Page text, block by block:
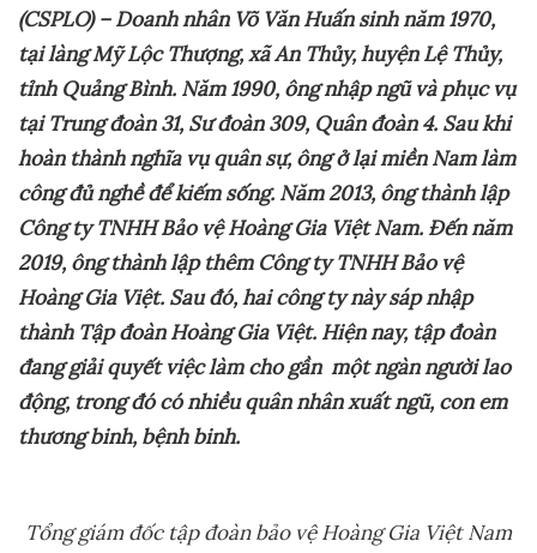
(CSPLO) – Doanh nhân Võ Văn Huấn sinh năm 1970,
tại làng Mỹ Lộc Thượng, xã An Thủy, huyện Lệ Thủy,
tỉnh Quảng Bình. Năm 1990, ông nhập ngũ và phục vụ
tại Trung đoàn 31, Sư đoàn 309, Quân đoàn 4. Sau khi
hoàn thành nghĩa vụ quân sự, ông ở lại miền Nam làm
công đủ nghề để kiếm sống. Năm 2013, ông thành lập
Công ty TNHH Bảo vệ Hoàng Gia Việt Nam. Đến năm
2019, ông thành lập thêm Công ty TNHH Bảo vệ
Hoàng Gia Việt. Sau đó,hai công ty này sáp nhập
thành Tập đoàn Hoàng Gia Việt. Hiện nay, tập đoàn
đang giải quyết việc làm cho gần một ngàn người lao
động, trong đó có nhiều quân nhân xuất ngũ, con em
thương binh, bệnh binh.
Tổng giám đốc tập đoàn bảo vệ Hoàng Gia Việt Nam